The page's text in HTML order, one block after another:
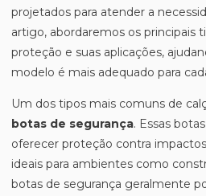
projetados para atender a
artigo, abordaremos os principais
proteção e suas aplicações,
modelo é mais adequado para
Um dos tipos mais comuns de
botas de segurança. Essas
oferecer proteção contra
ideais para ambientes como
botas de segurança geralmente